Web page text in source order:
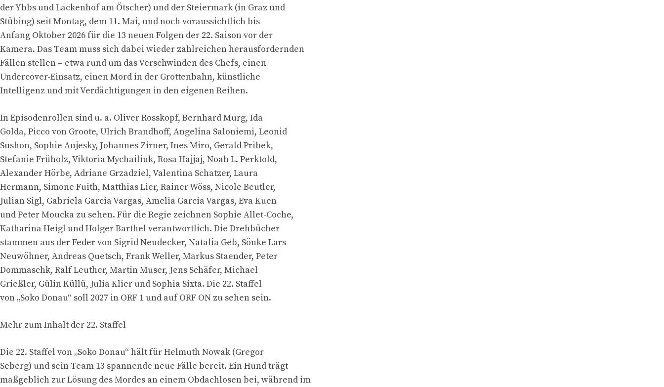
der Ybbs und Lackenhof am Ötscher) und der Steiermark (in Graz und
Stübing) seit Montag, dem 11. Mai, und noch voraussichtlich bis
Anfang Oktober 2026 für die 13 neuen Folgen der 22. Saison vor der
Kamera. Das Team muss sich dabei wieder zahlreichen herausfordernden
Fällen stellen – etwa rund um das Verschwinden des Chefs, einen
Undercover-Einsatz, einen Mord in der Grottenbahn, künstliche
Intelligenz und mit Verdächtigungen in den eigenen Reihen.
In Episodenrollen sind u. a. Oliver Rosskopf, Bernhard Murg, Ida
Golda, Picco von Groote, Ulrich Brandhoff, Angelina Saloniemi, Leonid
Sushon, Sophie Aujesky, Johannes Zirner, Ines Miro, Gerald Pribek,
Stefanie Früholz, Viktoria Mychailiuk, Rosa Hajjaj, Noah L. Perktold,
Alexander Hörbe, Adriane Grzadziel, Valentina Schatzer, Laura
Hermann, Simone Fuith, Matthias Lier, Rainer Wöss, Nicole Beutler,
Julian Sigl, Gabriela Garcia Vargas, Amelia Garcia Vargas, Eva Kuen
und Peter Moucka zu sehen. Für die Regie zeichnen Sophie Allet-Coche,
Katharina Heigl und Holger Barthel verantwortlich. Die Drehbücher
stammen aus der Feder von Sigrid Neudecker, Natalia Geb, Sönke Lars
Neuwöhner, Andreas Quetsch, Frank Weller, Markus Staender, Peter
Dommaschk, Ralf Leuther, Martin Muser, Jens Schäfer, Michael
Grießler, Gülin Küllü, Julia Klier und Sophia Sixta. Die 22. Staffel
von „Soko Donau“ soll 2027 in ORF 1 und auf ORF ON zu sehen sein.
Mehr zum Inhalt der 22. Staffel
Die 22. Staffel von „Soko Donau“ hält für Helmuth Nowak (Gregor
Seberg) und sein Team 13 spannende neue Fälle bereit. Ein Hund trägt
maßgeblich zur Lösung des Mordes an einem Obdachlosen bei, während im